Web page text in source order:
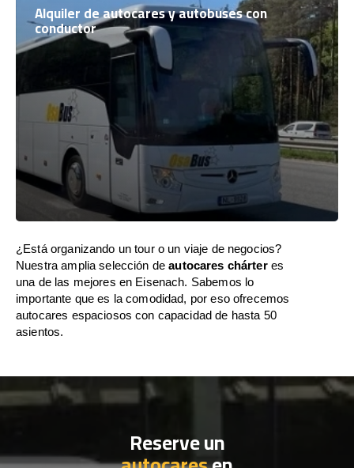
Alquiler de autocares y autobuses con
conductor
¿Está organizando un tour o un viaje de negocios?
Nuestra amplia selección deautocares chárteres
una de las mejores en Eisenach. Sabemos lo
importante que es la comodidad, por eso ofrecemos
autocares espaciosos con capacidad de hasta 50
asientos.
Reserve un